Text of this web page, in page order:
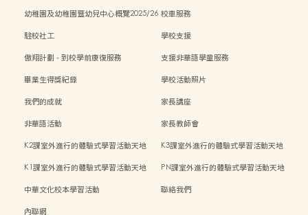
幼稚園及幼稚園暨幼兒中心概覽2025/26 校車服務
駐校社工
學校支援
傲翔計劃 - 到校學前康復服務
支援非華語學童服務
畢業生得獎紀錄
學校活動照片
我們的成就
家長講座
非華語活動
家長教師會
K2課室外進行的體驗式學習活動天地
K3課室外進行的體驗式學習活動天地
K1課室外進行的體驗式學習活動天地
PN課室外進行的體驗式學習活動天地
中華文化校本學習活動
聯絡我們
內聯網